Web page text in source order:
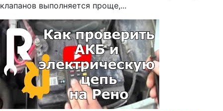
клапанов выполняется проще,...